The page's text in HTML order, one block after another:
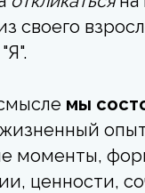
своего
мы
моменты,
ценности,